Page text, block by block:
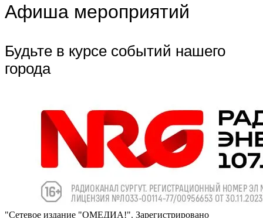
Афиша мероприятий
Будьте в курсе событий нашего
города
"Сетевое издание "ОМЕДИА!". Зарегистрировано